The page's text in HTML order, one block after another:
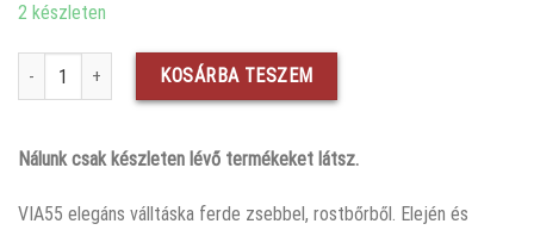
17990 Ft.
2 készleten
VIA55 elegáns válltáska ferde zsebbel, rostbőr, arany mennyiség
KOSÁRBA TESZEM
Nálunk csak készleten lévő termékeket látsz.
VIA55 elegáns válltáska ferde zsebbel, rostbőrből. Elején és